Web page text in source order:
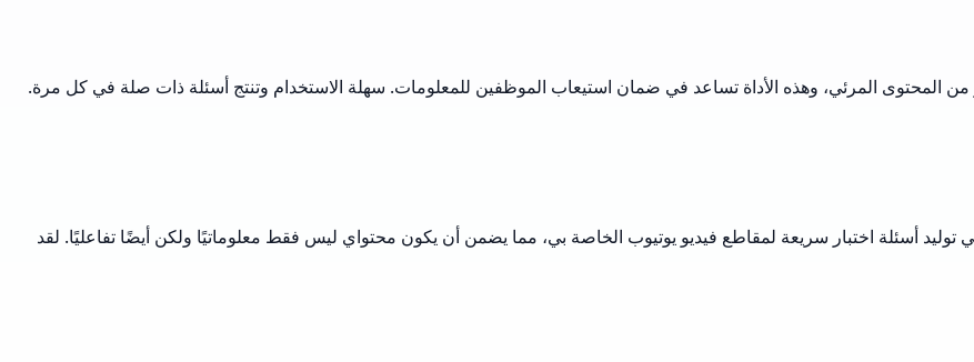
من المحتوى المرئي، وهذه الأداة تساعد في ضمان استيعاب الموظفين للمعلومات. سهلة الاستخدام وتنتج أسئلة ذات صلة في كل مرة.
أسئلة اختبار سريعة لمقاطع فيديو يوتيوب الخاصة بي، مما يضمن أن يكون محتواي ليس فقط معلوماتيًا ولكن أيضًا تفاعليًا. لقد